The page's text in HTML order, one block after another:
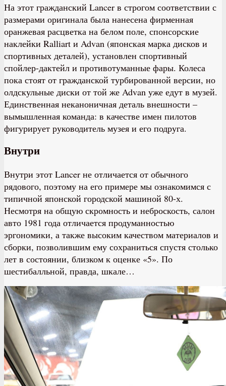
На этот гражданский Lancer в строгом соответствии с
размерами оригинала была нанесена фирменная
оранжевая расцветка на белом поле, спонсорские
наклейки Ralliart и Advan (японская марка дисков и
спортивных деталей), установлен спортивный
спойлер-дактейл и противотуманные фары. Колеса
пока стоят от гражданской турбированной версии, но
олдскульные диски от той же Advan уже едут в музей.
Единственная неканоничная деталь внешности –
вымышленная команда: в качестве имен пилотов
фигурирует руководитель музея и его подруга.
Внутри
Внутри этот Lancer не отличается от обычного
рядового, поэтому на его примере мы ознакомимся с
типичной японской городской машиной 80-х.
Несмотря на общую скромность и неброскость, салон
авто 1981 года отличается продуманностью
эргономики, а также высоким качеством материалов и
сборки, позволившим ему сохраниться спустя столько
лет в состоянии, близком к оценке «5». По
шестибалльной, правда, шкале…